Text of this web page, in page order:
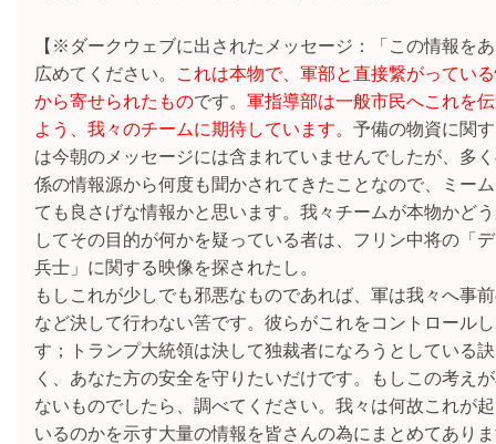
【※ダークウェブに出されたメッセージ：「この情報を
広めてください。
これは本物で、軍部と直接繋がってい
から寄せられたものです。 軍指導部は一般市民へこれを
よう、我々のチームに期待しています。 予備の物資に関
は今朝のメッセージには含まれていませんでしたが、多
係の情報源から何度も聞かされてきたことなので、ミー
ても良さげな情報かと思います。我々チームが本物かど
してその目的が何かを疑っている者は、フリン中将の「
兵士」に関する映像を探されたし。
もしこれが少しでも邪悪なものであれば、軍は我々へ事
など決して行わない筈です。彼らがこれをコントロール
す；トランプ大統領は決して独裁者になろうとしている
く、あなた方の安全を守りたいだけです。もしこの考え
ないものでしたら、調べてください。我々は何故これが
いるのかを示す大量の情報を皆さんの為にまとめてあり